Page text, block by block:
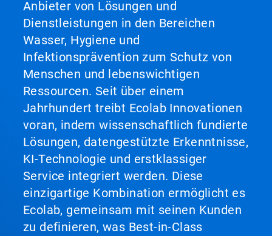
Anbieter von Lösungen und
Dienstleistungen in den Bereichen
Wasser, Hygiene und
Infektionsprävention zum Schutz von
Menschen und lebenswichtigen
Ressourcen. Seit über einem
Jahrhundert treibt Ecolab Innovationen
voran, indem wissenschaftlich fundierte
Lösungen, datengestützte Erkenntnisse,
KI-Technologie und erstklassiger
Service integriert werden. Diese
einzigartige Kombination ermöglicht es
Ecolab, gemeinsam mit seinen Kunden
zu definieren, was Best-in-Class